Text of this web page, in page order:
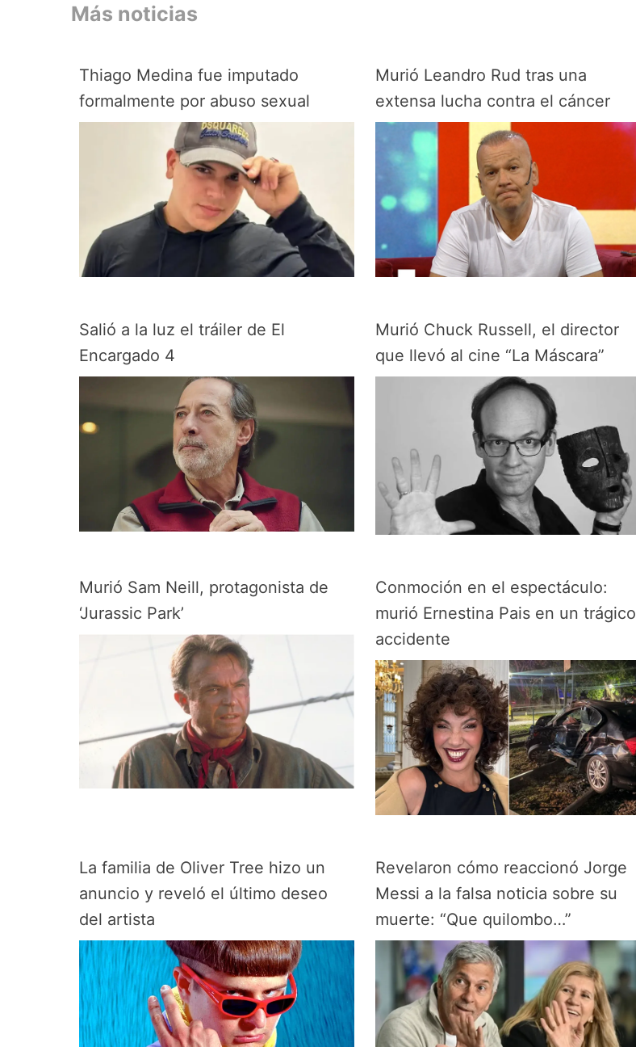
Más noticias
Thiago Medina fue imputado
formalmente por abuso sexual
Murió Leandro Rud tras una
extensa lucha contra el cáncer
Salió a la luz el tráiler de El
Encargado 4
Murió Chuck Russell, el director
que llevó al cine “La Máscara”
Murió Sam Neill, protagonista de
‘Jurassic Park’
Conmoción en el espectáculo:
murió Ernestina Pais en un trágico
accidente
La familia de Oliver Tree hizo un
anuncio y reveló el último deseo
del artista
Revelaron cómo reaccionó Jorge
Messi a la falsa noticia sobre su
muerte: “Que quilombo…”